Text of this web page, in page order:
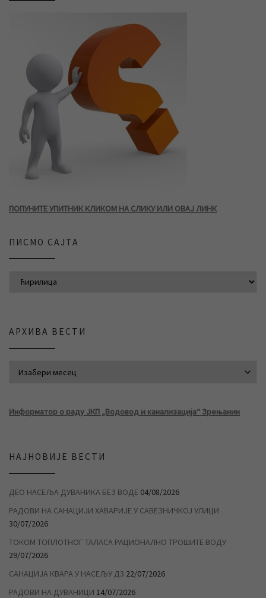
ПОПУНИТЕ УПИТНИК КЛИКОМ НА СЛИКУ ИЛИ ОВАЈ ЛИНК
ПИСМО САЈТА
АРХИВА ВЕСТИ
Информатор о раду ЈКП „Водовод и канализација“ Зрењанин
НАЈНОВИЈЕ ВЕСТИ
ДЕО НАСЕЉА ДУВАНИКА БЕЗ ВОДЕ 04/08/2026
РАДОВИ НА САНАЦИЈИ ХАВАРИЈЕ У САВЕЗНИЧКОЈ УЛИЦИ
30/07/2026
ТОКОМ ТОПЛОТНОГ ТАЛАСА РАЦИОНАЛНО ТРОШИТЕ ВОДУ
29/07/2026
САНАЦИЈА КВАРА У НАСЕЉУ Д3 22/07/2026
РАДОВИ НА ДУВАНИЦИ 14/07/2026